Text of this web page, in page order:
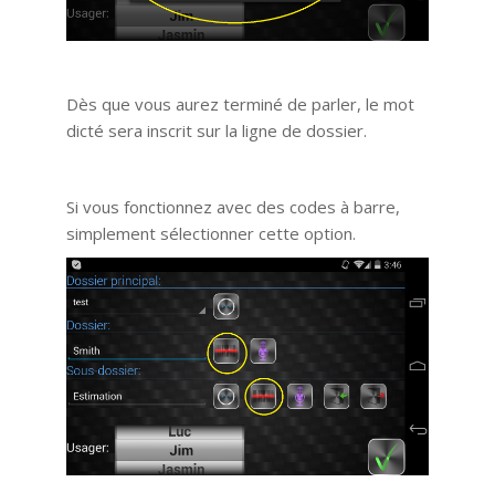
Dès que vous aurez terminé de parler, le mot
dicté sera inscrit sur la ligne de dossier.
Si vous fonctionnez avec des codes à barre,
simplement sélectionner cette option.